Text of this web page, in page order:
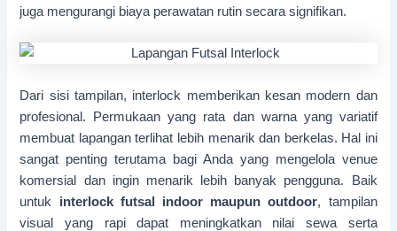
juga mengurangi biaya perawatan rutin secara signifikan.
Dari sisi tampilan, interlock memberikan kesan modern dan
profesional. Permukaan yang rata dan warna yang variatif
membuat lapangan terlihat lebih menarik dan berkelas. Hal ini
sangat penting terutama bagi Anda yang mengelola venue
komersial dan ingin menarik lebih banyak pengguna. Baik
untuk interlock futsal indoor maupun outdoor, tampilan
visual yang rapi dapat meningkatkan nilai sewa serta